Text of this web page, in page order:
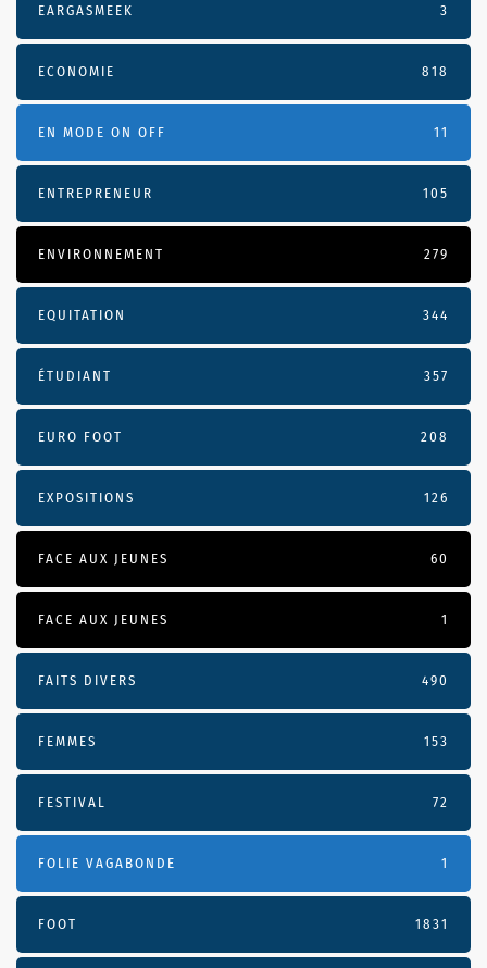
EARGASMEEK 3
ECONOMIE 818
EN MODE ON OFF 11
ENTREPRENEUR 105
ENVIRONNEMENT 279
EQUITATION 344
ÉTUDIANT 357
EURO FOOT 208
EXPOSITIONS 126
FACE AUX JEUNES 60
FACE AUX JEUNES 1
FAITS DIVERS 490
FEMMES 153
FESTIVAL 72
FOLIE VAGABONDE 1
FOOT 1831